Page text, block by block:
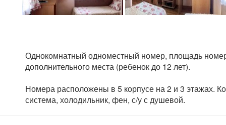
Однокомнатный одноместный номер, площадь
дополнительного места (ребенок до 12 лет).
Номера расположены в 5 корпусе на 2 и 3 этажах.
система, холодильник, фен, с/у с душевой.